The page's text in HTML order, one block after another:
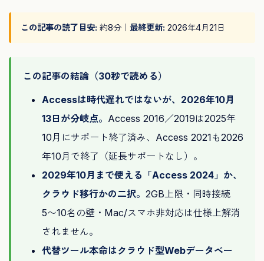
この記事の読了目安: 約8分｜ 最終更新: 2026年4月21日
この記事の結論（30秒で読める）
Accessは時代遅れではないが、2026年10月
13日が分岐点。 Access 2016／2019は2025年
10月にサポート終了済み、Access 2021も2026
年10月で終了（延長サポートなし）。
2029年10月まで使える「Access 2024」か、
クラウド移行かの二択。 2GB上限・同時接続
5〜10名の壁・Mac/スマホ非対応は仕様上解消
されません。
代替ツール本命はクラウド型Webデータベー